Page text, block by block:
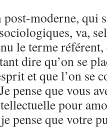
moderne, qui
va,
le terme
dire qu’on se
et que l’on se
pense que vous
pour
pense que votre